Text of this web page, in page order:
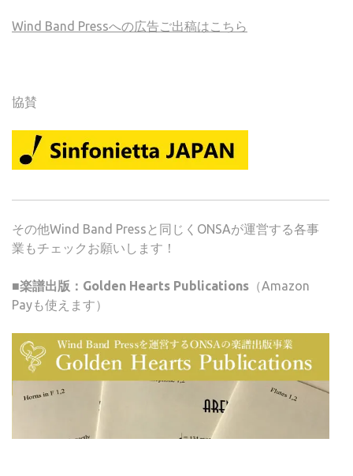
Wind Band Pressへの広告ご出稿はこちら
協賛
その他Wind Band Pressと同じくONSAが運営する各事
業もチェックお願いします！
■楽譜出版：Golden Hearts Publications （Amazon
Payも使えます）